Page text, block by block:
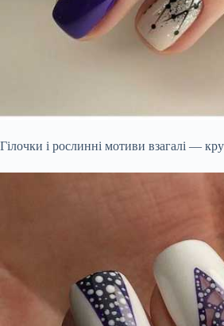
Гілочки і рослинні мотиви взагалі —